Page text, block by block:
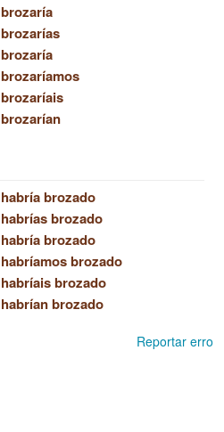
brozaría
brozarías
brozaría
brozaríamos
brozaríais
brozarían
habría brozado
habrías brozado
habría brozado
habríamos brozado
habríais brozado
habrían brozado
Reportar erro